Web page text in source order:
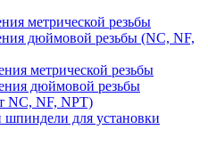
метрической резьбы
дюймовой резьбы (NC, NF,
метрической резьбы
дюймовой резьбы
NC, NF, NPT)
для установки